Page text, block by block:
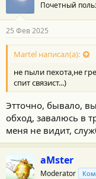
д
а
н
о
с
и
:
Почетный
25 Фев 2025
Martel написал(а):
не пыли пехота,не
спит связист...)
Этточно, бывало,
обход, завалюсь в
меня не видит,
aMster
Moderator